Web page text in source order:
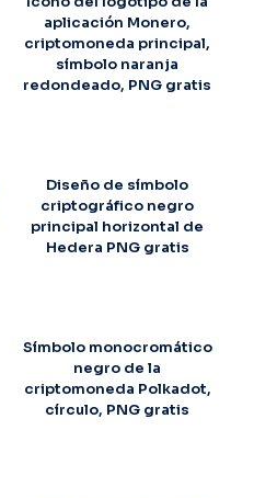
aplicación Monero,
criptomoneda principal,
símbolo naranja
redondeado, PNG gratis
Diseño de símbolo
criptográfico negro
principal horizontal de
Hedera PNG gratis
Símbolo monocromático
negro de la
criptomoneda Polkadot,
círculo, PNG gratis